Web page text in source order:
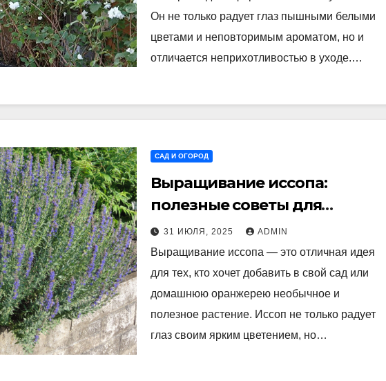
Он не только радует глаз пышными белыми
цветами и неповторимым ароматом, но и
отличается неприхотливостью в уходе.…
САД И ОГОРОД
Выращивание иссопа:
полезные советы для
начинающих садоводов
31 ИЮЛЯ, 2025 ADMIN
Выращивание иссопа — это отличная идея
для тех, кто хочет добавить в свой сад или
домашнюю оранжерею необычное и
полезное растение. Иссоп не только радует
глаз своим ярким цветением, но…